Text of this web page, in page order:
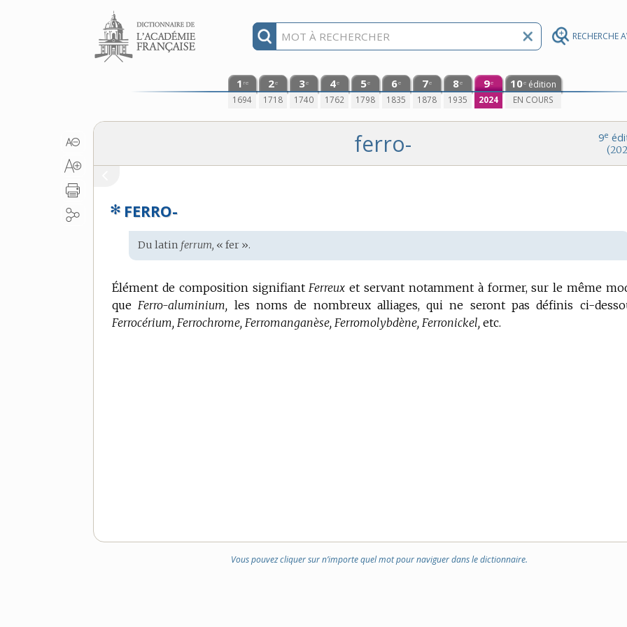
RECHERCHE
Aller au contenu
1 re
1694
2e
1718
3e
1740
4e
1762
5e
1798
6e
1835
7e
1878
8e
1935
9e
2024
10e édition
EN COURS
9e
ferro-
✻ FERRO-
Étymologie
:
Dulatin ferrum, « fer ».
Élément de composition signifiant Ferreux et servant notamment à former, sur le même
que Ferro-aluminium, les noms de nombreux alliages, qui ne seront pas définis ci-
Ferrocérium, Ferrochrome, Ferromanganèse, Ferromolybdène, Ferronickel, etc.
Vous pouvez cliquer sur n’importe quel mot pour naviguer dans le dictionnaire.